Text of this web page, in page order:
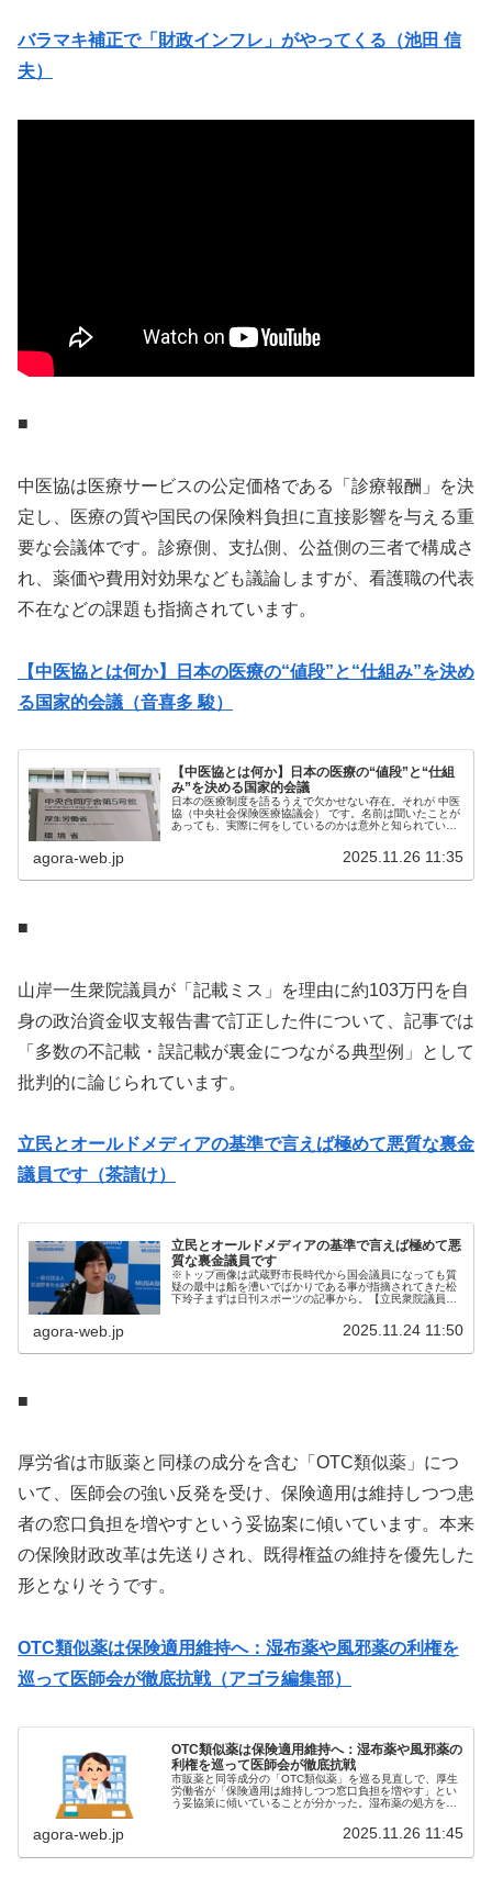
バラマキ補正で「財政インフレ」がやってくる（池田 信
夫）
■
中医協は医療サービスの公定価格である「診療報酬」を決
定し、医療の質や国民の保険料負担に直接影響を与える重
要な会議体です。診療側、支払側、公益側の三者で構成さ
れ、薬価や費用対効果なども議論しますが、看護職の代表
不在などの課題も指摘されています。
【中医協とは何か】日本の医療の“値段”と“仕組み”を決め
る国家的会議（音喜多 駿）
【中医協とは何か】日本の医療の“値段”と“仕組
み”を決める国家的会議
日本の医療制度を語るうえで欠かせない存在。それが 中医
協（中央社会保険医療協議会） です。名前は聞いたことが
あっても、実際に何をしているのかは意外と知られていま
agora-web.jp 2025.11.26 11:35
■
山岸一生衆院議員が「記載ミス」を理由に約103万円を自
身の政治資金収支報告書で訂正した件について、記事では
「多数の不記載・誤記載が裏金につながる典型例」として
批判的に論じられています。
立民とオールドメディアの基準で言えば極めて悪質な裏金
議員です（茶請け）
立民とオールドメディアの基準で言えば極めて悪
質な裏金議員です
※トップ画像は武蔵野市長時代から国会議員になっても質
疑の最中は船を漕いでばかりである事が指摘されてきた松
下玲子まずは日刊スポーツの記事から。【立民衆院議員が
103万円分】立憲民主党の山岸一...
agora-web.jp 2025.11.24 11:50
■
厚労省は市販薬と同様の成分を含む「OTC類似薬」につ
いて、医師会の強い反発を受け、保険適用は維持しつつ患
者の窓口負担を増やすという妥協案に傾いています。本来
の保険財政改革は先送りされ、既得権益の維持を優先した
形となりそうです。
OTC類似薬は保険適用維持へ：湿布薬や風邪薬の利権を
巡って医師会が徹底抗戦（アゴラ編集部）
OTC類似薬は保険適用維持へ：湿布薬や風邪薬の
利権を巡って医師会が徹底抗戦
市販薬と同等成分の「OTC類似薬」を巡る見直しで、厚生
労働省が「保険適用は維持しつつ窓口負担を増やす」とい
う妥協策に傾いていることが分かった。湿布薬の処方を巡
agora-web.jp 2025.11.26 11:45